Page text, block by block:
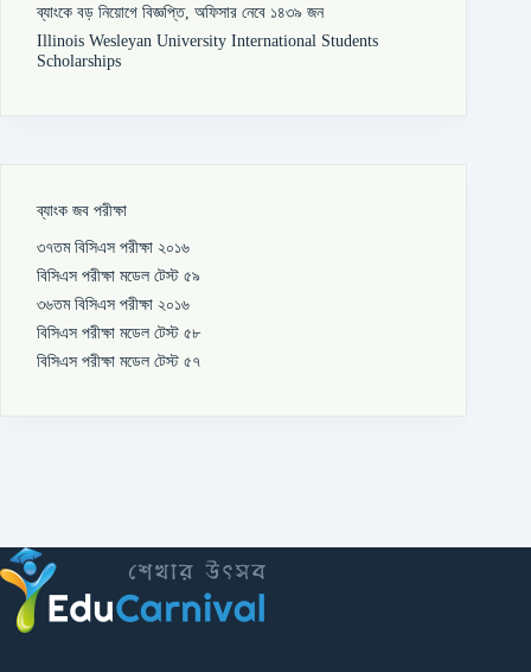
ব্যাংকে বড় নিয়োগে বিজ্ঞপ্তি, অফিসার নেবে ১৪৩৯ জন
Illinois Wesleyan University International Students
Scholarships
ব্যাংক জব পরীক্ষা
৩৭তম বিসিএস পরীক্ষা ২০১৬
বিসিএস পরীক্ষা মডেল টেস্ট ৫৯
৩৬তম বিসিএস পরীক্ষা ২০১৬
বিসিএস পরীক্ষা মডেল টেস্ট ৫৮
বিসিএস পরীক্ষা মডেল টেস্ট ৫৭